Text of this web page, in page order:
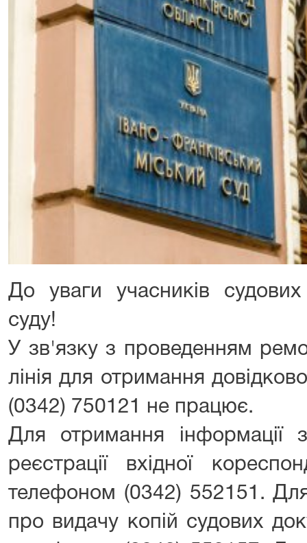
До уваги учасників судових
суду!
У зв'язку з проведенням
лінія для отримання
(0342) 750121 не працює.
Для отримання інформації
реєстрації вхідної
телефоном (0342) 552151.
про видачу копій судових